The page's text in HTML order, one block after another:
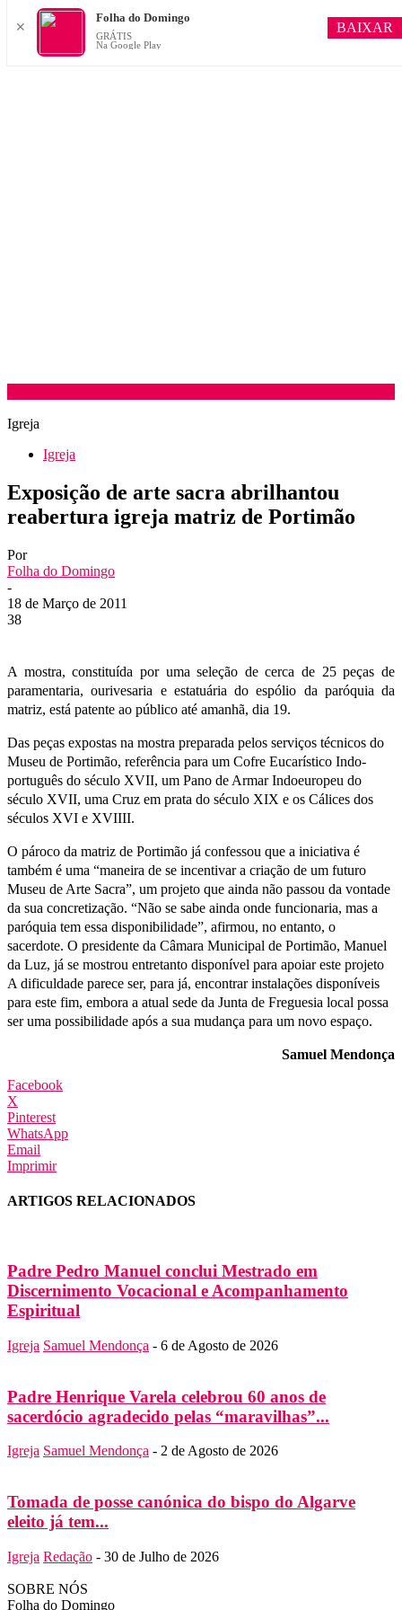
Igreja
Igreja
Exposição de arte sacra abrilhantou
reabertura igreja matriz de Portimão
Por
Folha do Domingo
-
18 de Março de 2011
38
A mostra, constituída por uma seleção de cerca de 25 peças de
paramentaria, ourivesaria e estatuária do espólio da paróquia da
matriz, está patente ao público até amanhã, dia 19.
Das peças expostas na mostra preparada pelos serviços técnicos do
Museu de Portimão, referência para um Cofre Eucarístico Indo-
português do século XVII, um Pano de Armar Indoeuropeu do
século XVII, uma Cruz em prata do século XIX e os Cálices dos
séculos XVI e XVIIII.
O pároco da matriz de Portimão já confessou que a iniciativa é
também é uma “maneira de se incentivar a criação de um futuro
Museu de Arte Sacra”, um projeto que ainda não passou da vontade
da sua concretização. “Não se sabe ainda onde funcionaria, mas a
paróquia tem essa disponibilidade”, afirmou, no entanto, o
sacerdote. O presidente da Câmara Municipal de Portimão, Manuel
da Luz, já se mostrou entretanto disponível para apoiar este projeto
A dificuldade parece ser, para já, encontrar instalações disponíveis
para este fim, embora a atual sede da Junta de Freguesia local possa
ser uma possibilidade após a sua mudança para um novo espaço.
Samuel Mendonça
Facebook
X
Pinterest
WhatsApp
Email
Imprimir
ARTIGOS RELACIONADOS
Padre Pedro Manuel conclui Mestrado em
Discernimento Vocacional e Acompanhamento
Espiritual
Igreja Samuel Mendonça - 6 de Agosto de 2026
Padre Henrique Varela celebrou 60 anos de
sacerdócio agradecido pelas “maravilhas”...
Igreja Samuel Mendonça - 2 de Agosto de 2026
Tomada de posse canónica do bispo do Algarve
eleito já tem...
Igreja Redação - 30 de Julho de 2026
SOBRE NÓS
Folha do Domingo
✕
Folha do Domingo
GRÁTIS
Na Google Play
BAIXAR